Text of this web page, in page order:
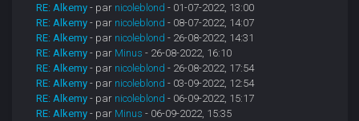
RE: Alkemy - par nicoleblond - 01-07-2022, 13:00
RE: Alkemy - par nicoleblond - 08-07-2022, 14:07
RE: Alkemy - par nicoleblond - 26-08-2022, 14:31
RE: Alkemy - par Minus - 26-08-2022, 16:10
RE: Alkemy - par nicoleblond - 26-08-2022, 17:54
RE: Alkemy - par nicoleblond - 03-09-2022, 12:54
RE: Alkemy - par nicoleblond - 06-09-2022, 15:17
RE: Alkemy - par Minus - 06-09-2022, 15:35